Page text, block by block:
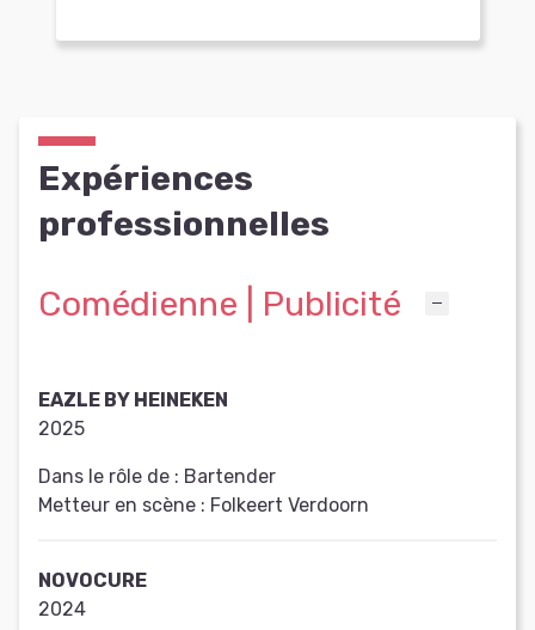
Expériences
professionnelles
Comédienne | Publicité
EAZLE BY HEINEKEN
2025
Dans le rôle de : Bartender
Metteur en scène : Folkeert Verdoorn
NOVOCURE
2024